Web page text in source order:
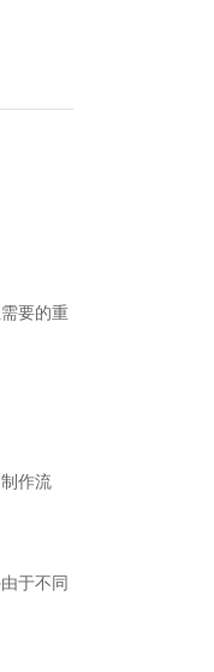
要的重
作流
于不同